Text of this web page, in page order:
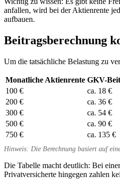
anfallen, wird bei der Aktienrente
aufbauen.
Beitragsberechnung
Um die tatsächliche Belastung zu
Monatliche Aktienrente GKV-
100 €
ca. 18 €
200 €
ca. 36 €
300 €
ca. 54 €
500 €
ca. 90 €
750 €
ca. 135 €
Hinweis: Die Berechnung basiert auf
Die Tabelle macht deutlich: Bei
Privatversicherte hingegen zahlen